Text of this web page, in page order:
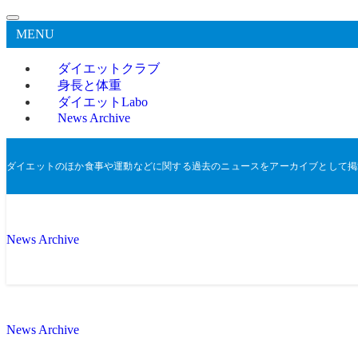
MENU
ダイエットクラブ
身長と体重
ダイエットLabo
News Archive
ダイエットのほか食事や運動などに関する過去のニュースをアーカイブとして
News Archive
News Archive